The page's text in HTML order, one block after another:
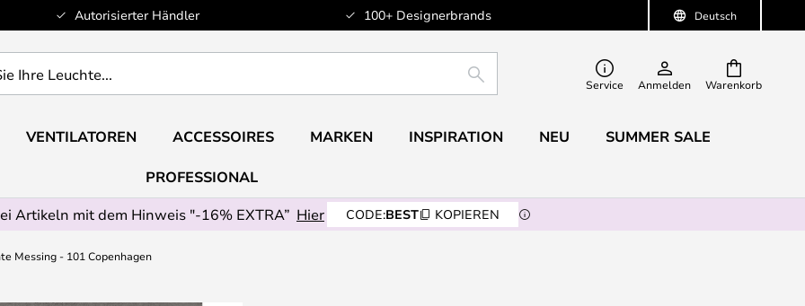
Deutsch
Autorisierter Händler 100+ Designerbrands
Warenkorb
SUCHE Service Anmelden
VENTILATOREN ACCESSOIRES MARKEN INSPIRATION NEU SUMMER SALE
PROFESSIONAL
Artikeln mit dem Hinweis "-16% EXTRA” Hier CODE:BEST KOPIEREN
Messing - 101 Copenhagen